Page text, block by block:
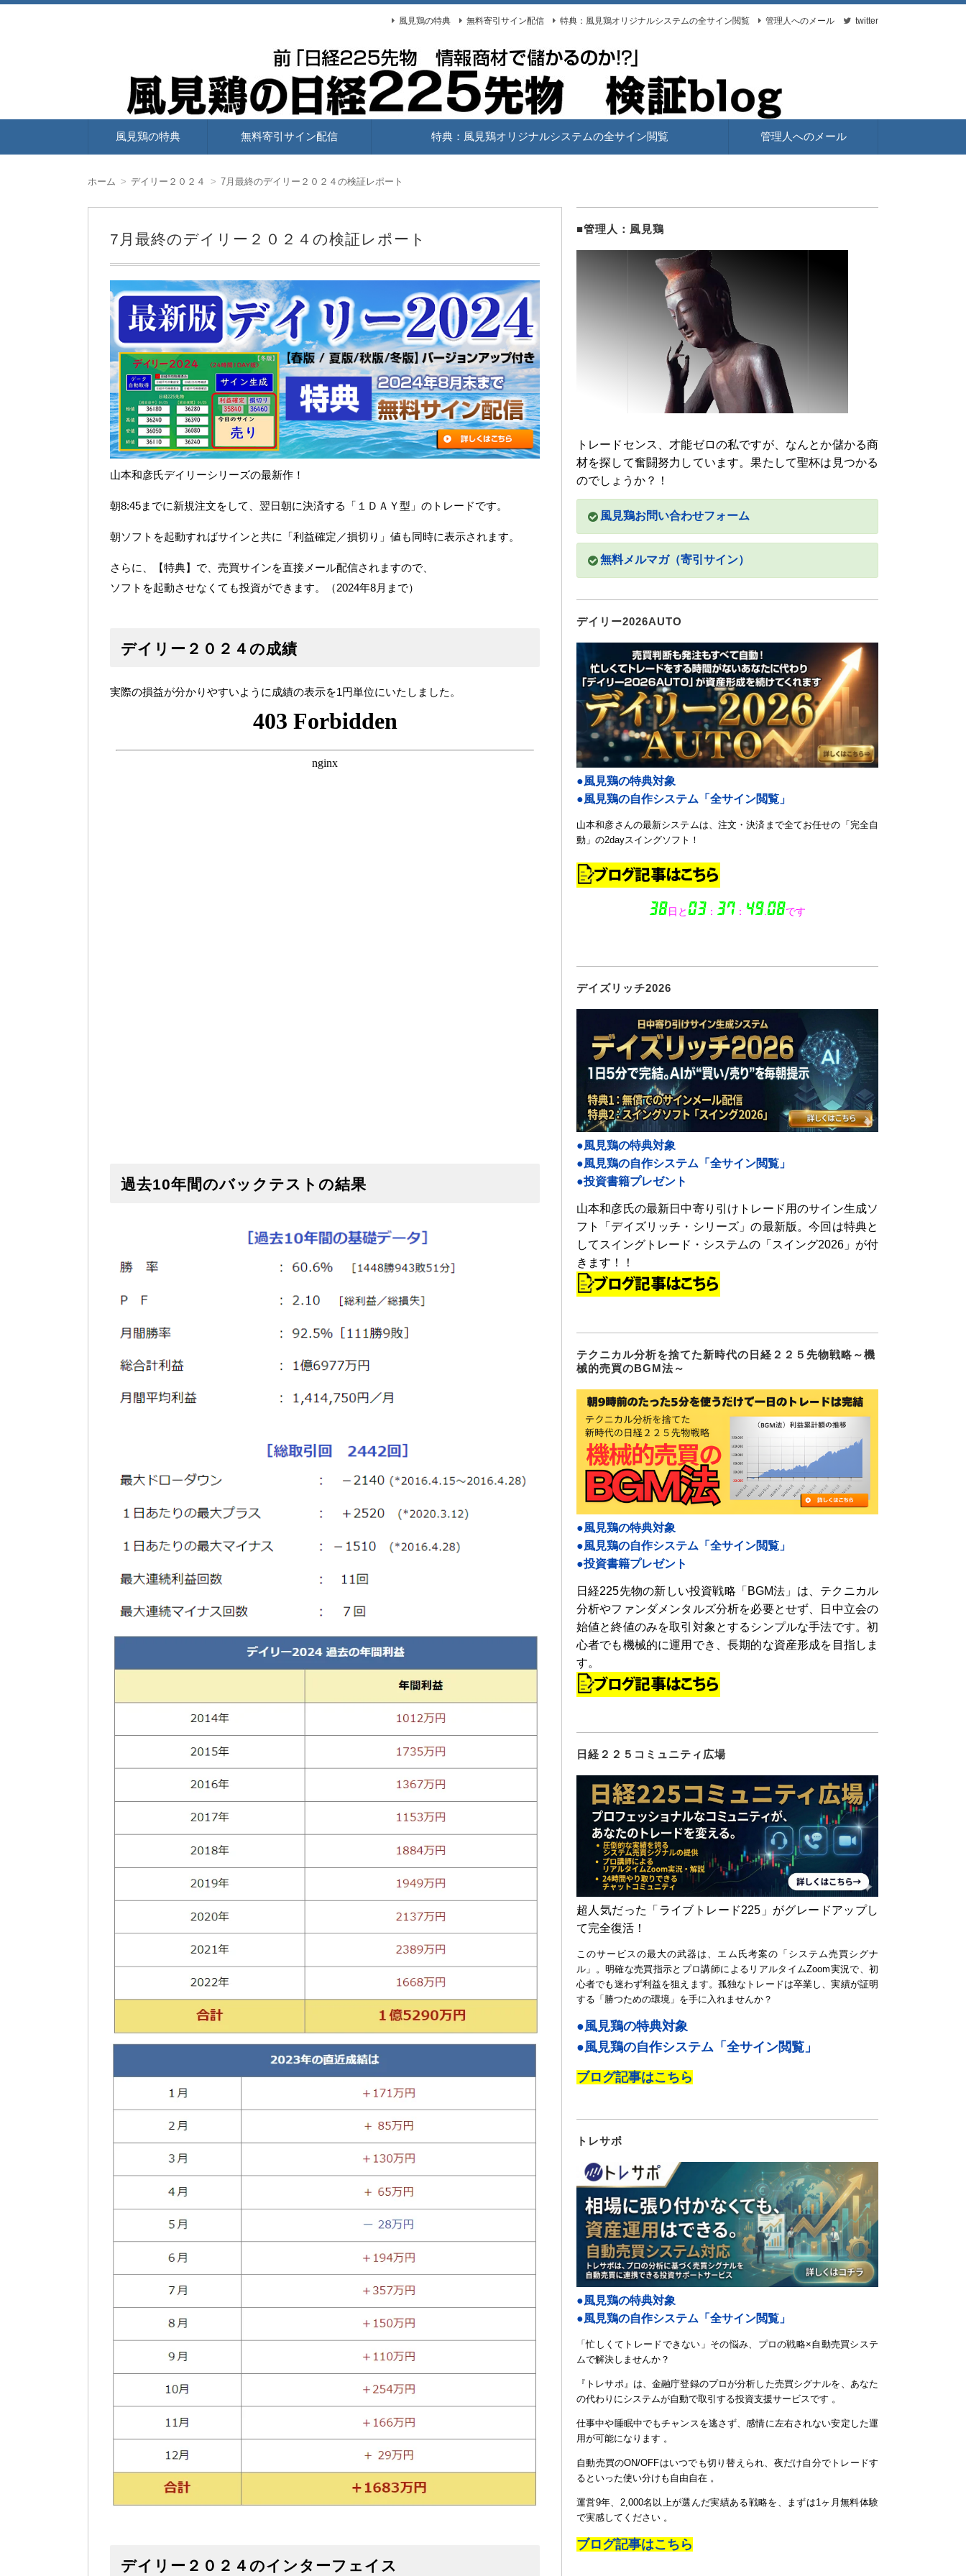
twitter
風見鶏の特典 無料寄引サイン配信 特典：風見鶏オリジナルシステムの全サイン閲覧 管理人へのメール
風見鶏の日経225先物 検証blog
風見鶏の特典 無料寄引サイン配信 特典：風見鶏オリジナルシステムの全サイン閲覧 管理人へのメール
ホーム デイリー２０２４ 7月最終のデイリー２０２４の検証レポート
7月最終のデイリー２０２４の検証レポート
山本和彦氏デイリーシリーズの最新作！
朝8:45までに新規注文をして、翌日朝に決済する「１ＤＡＹ型」のトレードです。
朝ソフトを起動すればサインと共に「利益確定／損切り」値も同時に表示されます。
さらに、【特典】で、売買サインを直接メール配信されますので、
ソフトを起動させなくても投資ができます。（2024年8月まで）
デイリー２０２４の成績
実際の損益が分かりやすいように成績の表示を1円単位にいたしました。
過去10年間のバックテストの結果
デイリー２０２４のインターフェイス
■管理人：風見鶏
トレードセンス、才能ゼロの私ですが、なんとか儲かる商
材を探して奮闘努力しています。果たして聖杯は見つかる
のでしょうか？！
風見鶏お問い合わせフォーム
無料メルマガ（寄引サイン）
デイリー2026AUTO
●風見鶏の特典対象
●風見鶏の自作システム「全サイン閲覧」
山本和彦さんの最新システムは、注文・決済まで全てお任せの「完全自
動」の2dayスイングソフト！
デイズリッチ2026
●風見鶏の特典対象
●風見鶏の自作システム「全サイン閲覧」
●投資書籍プレゼント
山本和彦氏の最新日中寄り引けトレード用のサイン生成ソ
フト「デイズリッチ・シリーズ」の最新版。今回は特典と
してスイングトレード・システムの「スイング2026」が付
きます！！
テクニカル分析を捨てた新時代の日経２２５先物戦略～機
械的売買のBGM法～
●風見鶏の特典対象
●風見鶏の自作システム「全サイン閲覧」
●投資書籍プレゼント
日経225先物の新しい投資戦略「BGM法」は、テクニカル
分析やファンダメンタルズ分析を必要とせず、日中立会の
始値と終値のみを取引対象とするシンプルな手法です。初
心者でも機械的に運用でき、長期的な資産形成を目指しま
す。
日経２２５コミュニティ広場
超人気だった「ライブトレード225」がグレードアップし
て完全復活！
このサービスの最大の武器は、エム氏考案の「システム売買シグナ
ル」。明確な売買指示とプロ講師によるリアルタイムZoom実況で、初
心者でも迷わず利益を狙えます。孤独なトレードは卒業し、実績が証明
する「勝つための環境」を手に入れませんか？
●風見鶏の特典対象
●風見鶏の自作システム「全サイン閲覧」
ブログ記事はこちら
トレサポ
●風見鶏の特典対象
●風見鶏の自作システム「全サイン閲覧」
「忙しくてトレードできない」その悩み、プロの戦略×自動売買システ
ムで解決しませんか？
『トレサポ』は、金融庁登録のプロが分析した売買シグナルを、あなた
の代わりにシステムが自動で取引する投資支援サービスです 。
仕事中や睡眠中でもチャンスを逃さず、感情に左右されない安定した運
用が可能になります 。
自動売買のON/OFFはいつでも切り替えられ、夜だけ自分でトレードす
るといった使い分けも自由自在 。
運営9年、2,000名以上が選んだ実績ある戦略を、まずは1ヶ月無料体験
で実感してください 。
ブログ記事はこちら